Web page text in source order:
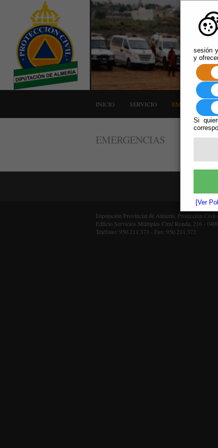
sesión
y
Si
[Ver
INICIO SERVICIO EMERGENCIAS
EMERGENCIAS
Diputación Provincial de Almería. Protección
Edficio Servicios Múltiples Ctra/ Ronda, 216 -
Teléfono: 950.211.373 - Fax: 950.211.372